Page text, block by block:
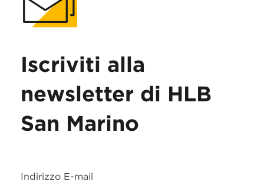
Iscriviti alla
newsletter di HLB
San Marino
Indirizzo E-mail